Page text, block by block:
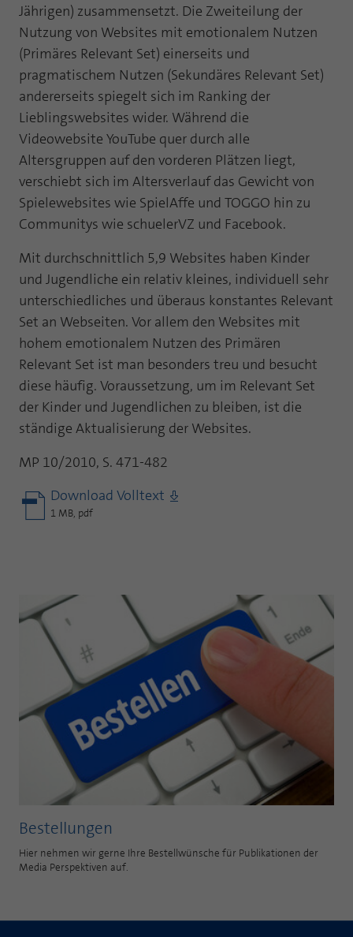
Jährigen) zusammensetzt. Die Zweiteilung der
Nutzung von Websites mit emotionalem Nutzen
(Primäres Relevant Set) einerseits und
pragmatischem Nutzen (Sekundäres Relevant Set)
andererseits spiegelt sich im Ranking der
Lieblingswebsites wider. Während die
Videowebsite YouTube quer durch alle
Altersgruppen auf den vorderen Plätzen liegt,
verschiebt sich im Altersverlauf das Gewicht von
Spielewebsites wie SpielAffe und TOGGO hin zu
Communitys wie schuelerVZ und Facebook.
Mit durchschnittlich 5,9 Websites haben Kinder
und Jugendliche ein relativ kleines, individuell sehr
unterschiedliches und überaus konstantes Relevant
Set an Webseiten. Vor allem den Websites mit
hohem emotionalem Nutzen des Primären
Relevant Set ist man besonders treu und besucht
diese häufig. Voraussetzung, um im Relevant Set
der Kinder und Jugendlichen zu bleiben, ist die
ständige Aktualisierung der Websites.
MP 10/2010, S. 471-482
Download Volltext
1 MB, pdf
Bestellungen
Hier nehmen wir gerne Ihre Bestellwünsche für Publikationen der
Media Perspektiven auf.